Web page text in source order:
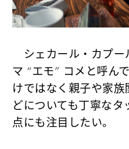
シェカール・カプー
マ “エモ” コメと呼ん
けではなく親子や家
どについても丁寧な
点にも注目したい。